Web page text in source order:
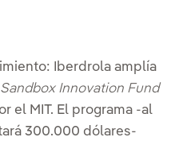
Iberdrola amplía
Sandbox Innovation Fund
el MIT. El programa -al
300.000 dólares-